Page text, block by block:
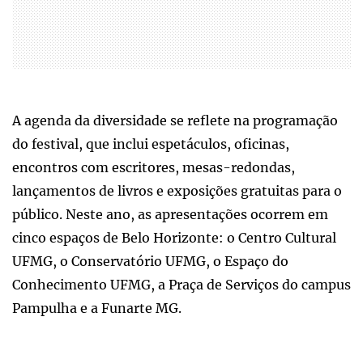
A agenda da diversidade se reflete na programação
do festival, que inclui espetáculos, oficinas,
encontros com escritores, mesas-redondas,
lançamentos de livros e exposições gratuitas para o
público. Neste ano, as apresentações ocorrem em
cinco espaços de Belo Horizonte: o Centro Cultural
UFMG, o Conservatório UFMG, o Espaço do
Conhecimento UFMG, a Praça de Serviços do campus
Pampulha e a Funarte MG.